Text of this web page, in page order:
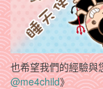
也希望我們的經驗
@me4child》